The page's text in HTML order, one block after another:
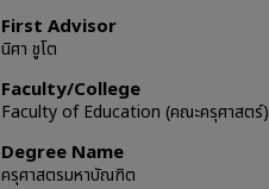
First Advisor
นิศา ชูโต
Faculty/College
Faculty of Education (คณะครุศาสตร์)
Degree Name
ครุศาสตรมหาบัณฑิต